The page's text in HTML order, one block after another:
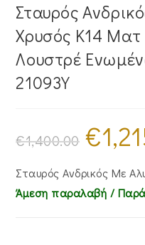
Σταυρός
Χρυσός Κ14 Ματ
Λουστρέ
21093Y
€1,400.00
Original
price
was:
€
Σταυρός Ανδρικός Με
Άμεση παραλαβή /